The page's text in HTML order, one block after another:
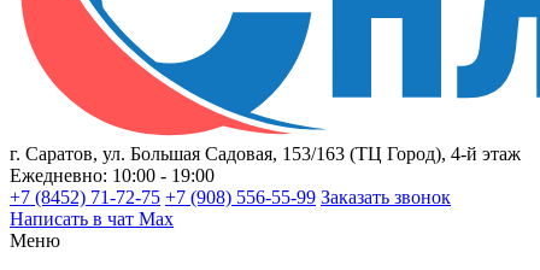
г. Саратов, ул. Большая Садовая, 153/163 (ТЦ Город), 4-й этаж
Ежедневно: 10:00 - 19:00
+7 (8452) 71-72-75 +7 (908) 556-55-99 Заказать звонок
Написать в чат Max
Меню